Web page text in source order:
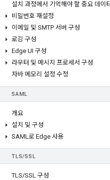
설치 과정에서 기억해야 할 중요 데이
비밀번호 재설정
이메일 및 SMTP 서버 구성
로깅 구성
Edge UI 구성
라우터 및 메시지 프로세서 구성
자바 메모리 설정 수정
SAML
개요
설치 및 구성
SAML로 Edge 사용
TLS/SSL
TLS/SSL 구성